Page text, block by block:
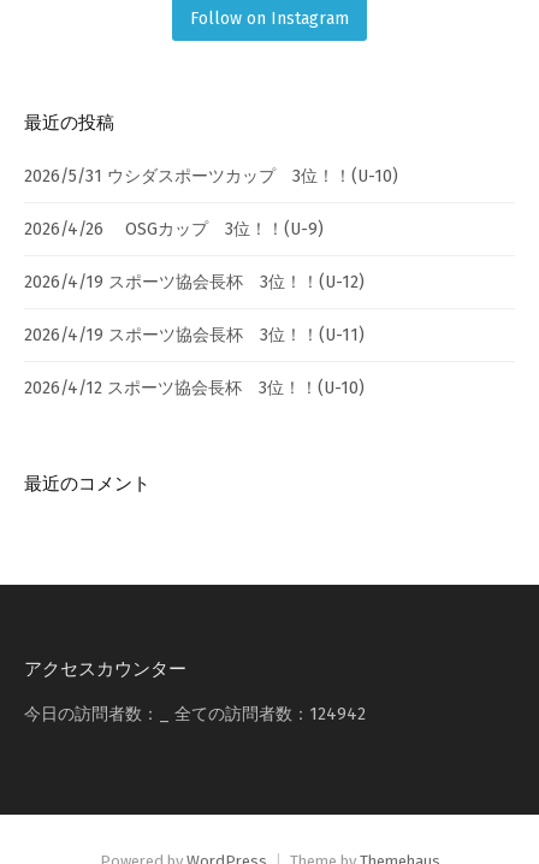
Follow on Instagram
最近の投稿
2026/5/31 ウシダスポーツカップ 3位！！(U-10)
2026/4/26 OSGカップ 3位！！(U-9)
2026/4/19 スポーツ協会長杯 3位！！(U-12)
2026/4/19 スポーツ協会長杯 3位！！(U-11)
2026/4/12 スポーツ協会長杯 3位！！(U-10)
最近のコメント
アクセスカウンター
今日の訪問者数： 全ての訪問者数： 124942